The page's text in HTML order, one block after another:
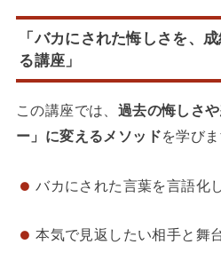
「バカにされた悔しさを、
る講座」
この講座では、 過去の悔しさ
ー」に変えるメソッドを学びま
バカにされた言葉を言語化
本気で見返したい相手と舞